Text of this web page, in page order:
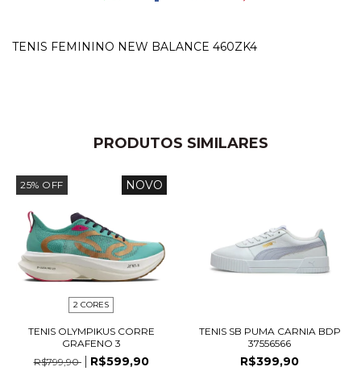
TENIS FEMININO NEW BALANCE 460ZK4
PRODUTOS SIMILARES
25% OFF NOVO
2 CORES
TENIS OLYMPIKUS CORRE
GRAFENO 3
R$799,90
R$599,90
TENIS SB PUMA CARNIA BDP
37556566
R$399,90